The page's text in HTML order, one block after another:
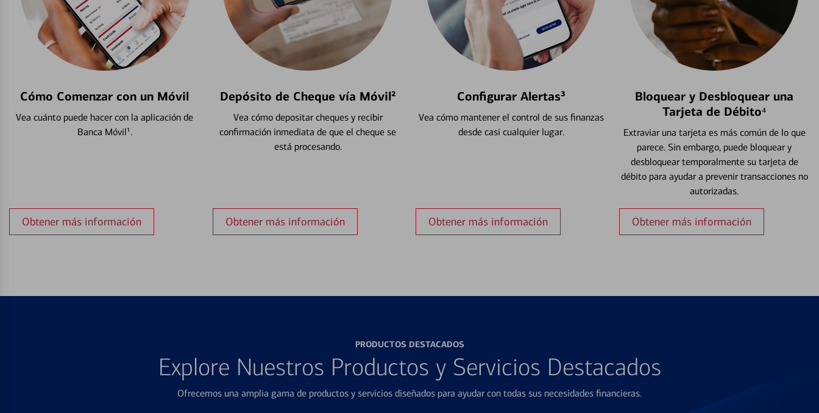
Cómo Comenzar con un Móvil
Vea cuánto puede hacer con la aplicación de
Banca Móvil¹.
Obtener más información
Depósito de Cheque vía Móvil²
Vea cómo depositar cheques y recibir
confirmación inmediata de que el cheque se
está procesando.
Obtener más información
Configurar Alertas³
Vea cómo mantener el control de sus finanzas
desde casi cualquier lugar.
Obtener más información
Bloquear y Desbloquear una
Tarjeta de Débito⁴
Extraviar una tarjeta es más común de lo que
parece. Sin embargo, puede bloquear y
desbloquear temporalmente su tarjeta de
débito para ayudar a prevenir transacciones no
autorizadas.
Obtener más información
PRODUCTOS DESTACADOS
Explore Nuestros Productos y Servicios Destacados
Ofrecemos una amplia gama de productos y servicios diseñados para ayudar con todas sus necesidades financieras.